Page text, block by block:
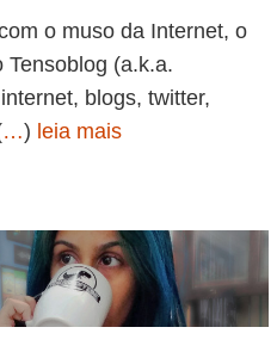
o muso da Internet, o
Tensoblog (a.k.a.
blogs, twitter,
…) leia mais